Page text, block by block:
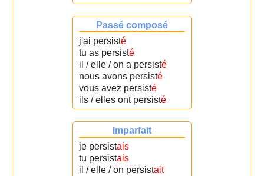
Passé composé
j'ai persisté
tu as persisté
il / elle / on a persisté
nous avons persisté
vous avez persisté
ils / elles ont persisté
Imparfait
je persistais
tu persistais
il / elle / on persistait